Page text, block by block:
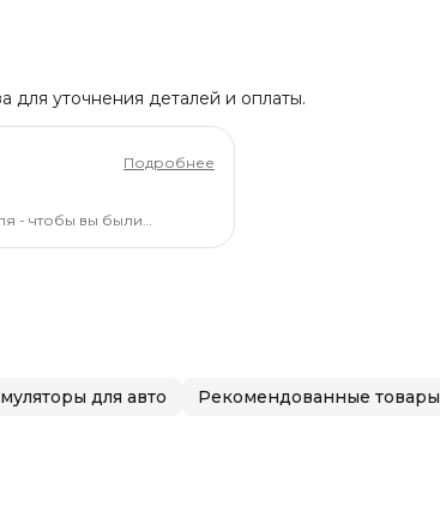
для уточнения деталей и оплаты.
Подробнее
- чтобы вы были
для авто Рекомендованные товары